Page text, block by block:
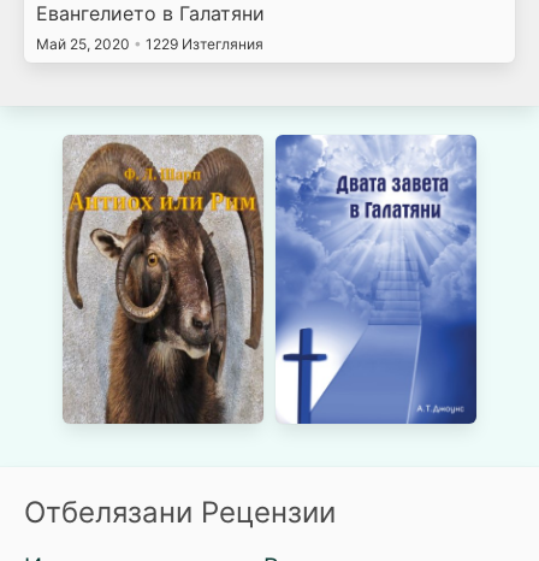
Евангелието в Галатяни
Май 25, 2020 • 1229 Изтегляния
Отбелязани Рецензии